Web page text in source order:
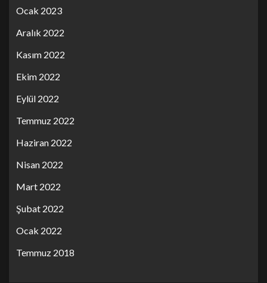
Ocak 2023
Aralık 2022
Kasım 2022
Ekim 2022
Eylül 2022
Temmuz 2022
Haziran 2022
Nisan 2022
Mart 2022
Şubat 2022
Ocak 2022
Temmuz 2018